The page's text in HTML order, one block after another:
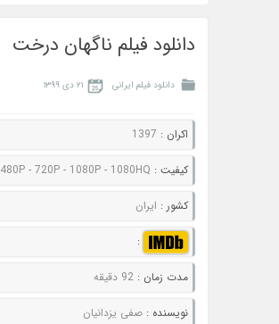
دانلود فیلم ناگهان درخت
دانلود فیلم ایرانی ۲۱ دی ۱۳۹۹
اکران : 1397
کيفيت : 480P - 720P - 1080P - 1080HQ
کشور : ایران
:
مدت زمان :92 دقیقه
نويسنده :صفی یزدانیان